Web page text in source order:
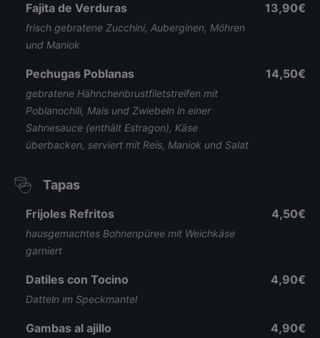
Fajita de Verduras
frisch gebratene Zucchini, Auberginen, Möhren
und Maniok
13,90€
Pechugas Poblanas
gebratene Hähnchenbrustfiletstreifen mit
Poblanochili, Mais und Zwiebeln in einer
Sahnesauce (enthält Estragon), Käse
überbacken, serviert mit Reis, Maniok und Salat
14,50€
Tapas
Frijoles Refritos
hausgemachtes Bohnenpüree mit Weichkäse
garniert
4,50€
Datiles con Tocino
Datteln im Speckmantel
4,90€
Gambas al ajillo 4,90€